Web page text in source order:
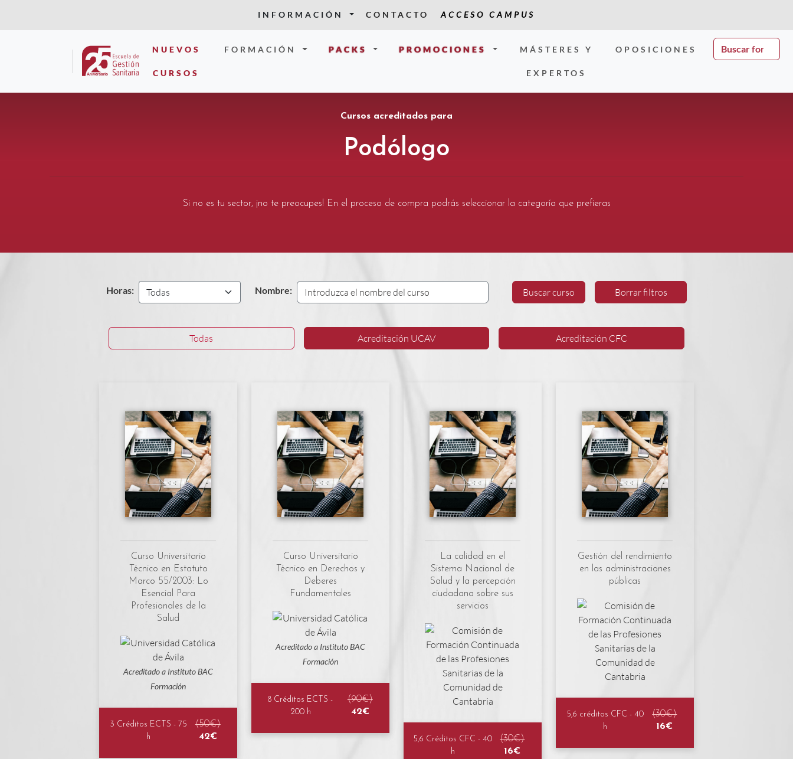
INFORMACIÓN CONTACTO ACCESO CAMPUS
NUEVOS
CURSOS
FORMACIÓN PACKS PROMOCIONES MÁSTERES Y
EXPERTOS
OPOSICIONES
Cursos acreditados para
Podólogo
Si no es tu sector, ¡no te preocupes! En el proceso de compra podrás seleccionar la categoría que prefieras
Horas: Nombre: Buscar curso Borrar filtros
Todas Acreditación UCAV Acreditación CFC
Curso Universitario
Técnico en Estatuto
Marco 55/2003: Lo
Esencial Para
Profesionales de la
Salud
Acreditado a Instituto BAC
Formación
3 Créditos ECTS - 75
h
(50€)
42€
Curso Universitario
Técnico en Derechos y
Deberes
Fundamentales
Acreditado a Instituto BAC
Formación
8 Créditos ECTS -
200 h
(90€)
42€
La calidad en el
Sistema Nacional de
Salud y la percepción
ciudadana sobre sus
servicios
5,6 Créditos CFC - 40
h
(30€)
16€
Gestión del rendimiento
en las administraciones
públicas
5,6 créditos CFC - 40
h
(30€)
16€